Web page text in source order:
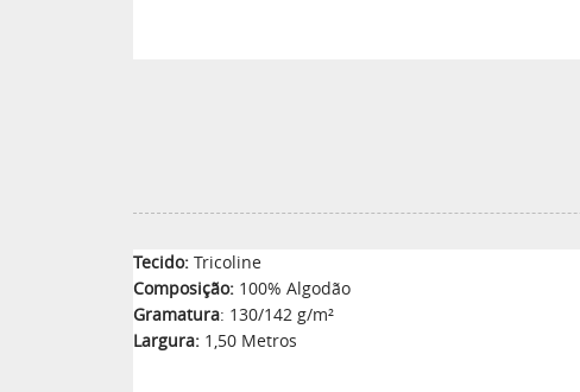
Tecido: Tricoline
Composição: 100% Algodão
Gramatura: 130/142 g/m²
Largura: 1,50 Metros